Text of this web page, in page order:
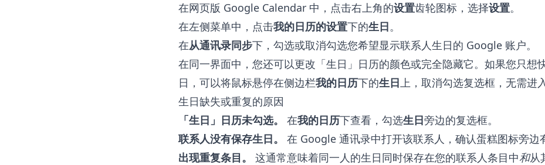
在网页版 Google Calendar 中，点击右上角的设置齿轮图标，选择设置。
在左侧菜单中，点击我的日历的设置下的生日。
在从通讯录同步下，勾选或取消勾选您希望显示联系人生日的 Google 账户。
在同一界面中，您还可以更改「生日」日历的颜色或完全隐藏它。如果您只想
日，可以将鼠标悬停在侧边栏我的日历下的生日上，取消勾选复选框，无需进
生日缺失或重复的原因
「生日」日历未勾选。
在我的日历下查看，勾选生日旁边的复选框。
联系人没有保存生日。
在 Google 通讯录中打开该联系人，确认蛋糕图标旁边
出现重复条目。
这通常意味着同一人的生日同时保存在您的联系人条目中和从